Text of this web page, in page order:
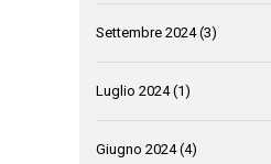
Settembre 2024(3)
Luglio 2024(1)
Giugno 2024(4)